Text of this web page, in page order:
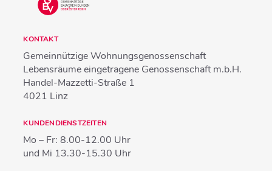
KONTAKT
Gemeinnützige Wohnungsgenossenschaft
Lebensräume eingetragene Genossenschaft m.b.H.
Handel-Mazzetti-Straße 1
4021 Linz
KUNDENDIENSTZEITEN
Mo – Fr: 8.00-12.00 Uhr
und Mi 13.30-15.30 Uhr